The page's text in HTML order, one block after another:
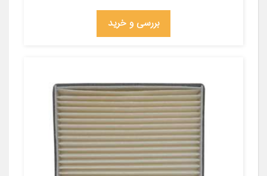
بررسی و خرید